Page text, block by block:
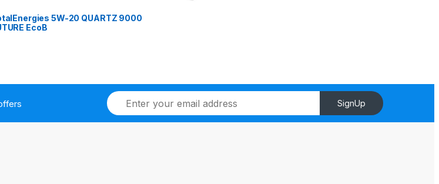
5W-20 QUARTZ 9000
EcoB
SignUp